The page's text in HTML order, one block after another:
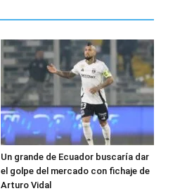
Un grande de Ecuador buscaría dar
el golpe del mercado con fichaje de
Arturo Vidal